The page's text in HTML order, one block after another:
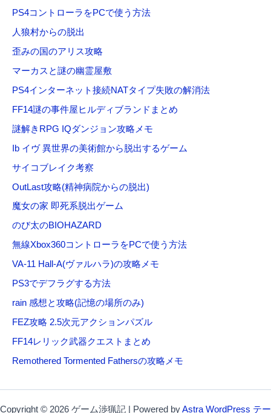
PS4コントローラをPCで使う方法
人狼村からの脱出
歪みの国のアリス攻略
マーカスと謎の幽霊屋敷
PS4インターネット接続NATタイプ失敗の解消法
FF14謎の事件屋ヒルディブランドまとめ
謎解きRPG IQダンジョン攻略メモ
Ib イヴ 異世界の美術館から脱出するゲーム
サイコブレイク考察
OutLast攻略(精神病院からの脱出)
魔女の家 即死系脱出ゲーム
のび太のBIOHAZARD
無線Xbox360コントローラをPCで使う方法
VA-11 Hall-A(ヴァルハラ)の攻略メモ
PS3でデフラグする方法
rain 感想と攻略(記憶の場所のみ)
FEZ攻略 2.5次元アクションパズル
FF14レリック武器クエストまとめ
Remothered Tormented Fathersの攻略メモ
Copyright © 2026 ゲーム渉猟記 | Powered byAstra WordPress テー